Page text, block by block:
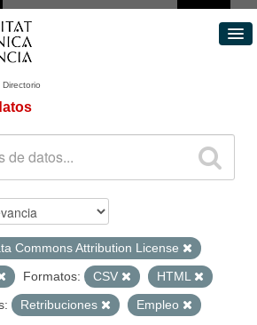
Directorio
Commons Attribution License
Formatos: CSV
HTML
Retribuciones
Empleo